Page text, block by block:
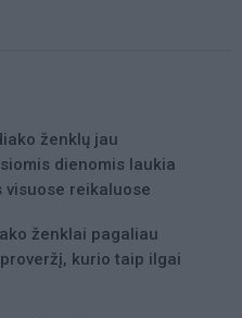
ženklų jau
dienomis laukia
reikaluose
ženklai pagaliau
kurio taip ilgai